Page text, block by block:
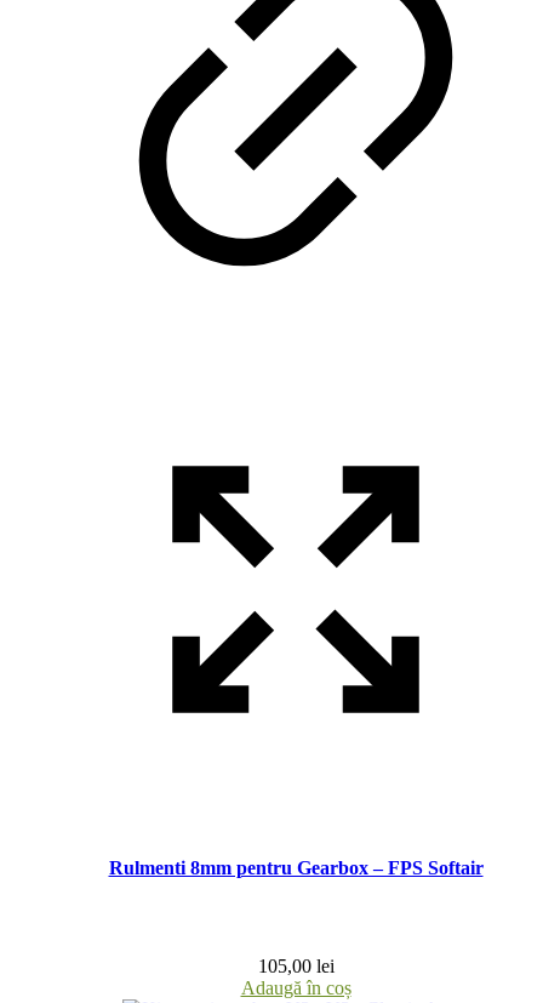
Rulmenti 8mm pentru Gearbox – FPS Softair
105,00 lei
Adaugă în coș